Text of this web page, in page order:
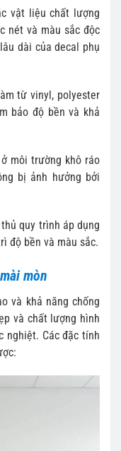
vật liệu chất lượng
nét và màu sắc độc
dài của decal phụ
từ vinyl, polyester
bảo độ bền và khả
môi trường khô ráo
bị ảnh hưởng bởi
quy trình áp dụng
độ bền và màu sắc.
mòn
và khả năng chống
và chất lượng hình
nghiệt. Các đặc tính